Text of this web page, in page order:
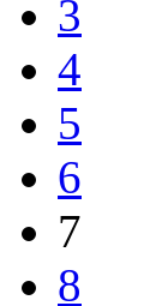
3
4
5
6
7
8